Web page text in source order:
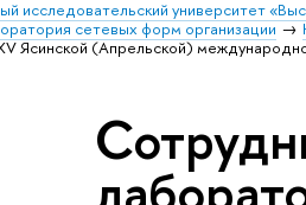
исследовательский университет
сетевых форм организации
Ясинской (Апрельской)